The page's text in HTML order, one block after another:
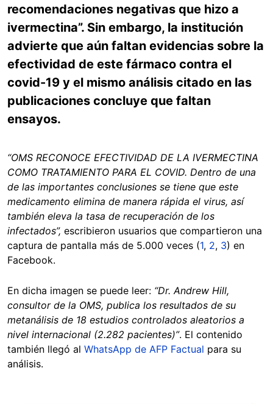
recomendaciones negativas que hizo a
ivermectina”. Sin embargo, la institución
advierte que aún faltan evidencias sobre la
efectividad de este fármaco contra el
covid-19 y el mismo análisis citado en las
publicaciones concluye que faltan
ensayos.
“OMS RECONOCE EFECTIVIDAD DE LA IVERMECTINA
COMO TRATAMIENTO PARA EL COVID. Dentro de una
de las importantes conclusiones se tiene que este
medicamento elimina de manera rápida el virus, así
también eleva la tasa de recuperación de los
infectados”, escribieron usuarios que compartieron una
captura de pantalla más de 5.000 veces (1, 2, 3) en
Facebook.
En dicha imagen se puede leer: “Dr. Andrew Hill,
consultor de la OMS, publica los resultados de su
metanálisis de 18 estudios controlados aleatorios a
nivel internacional (2.282 pacientes)”. El contenido
también llegó al WhatsApp de AFP Factual para su
análisis.